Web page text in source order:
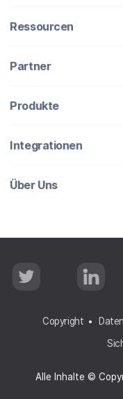
Ressourcen
Partner
Produkte
Integrationen
Über Uns
Alle Inhalte ©
Copyright
T
w
L
i
e
d